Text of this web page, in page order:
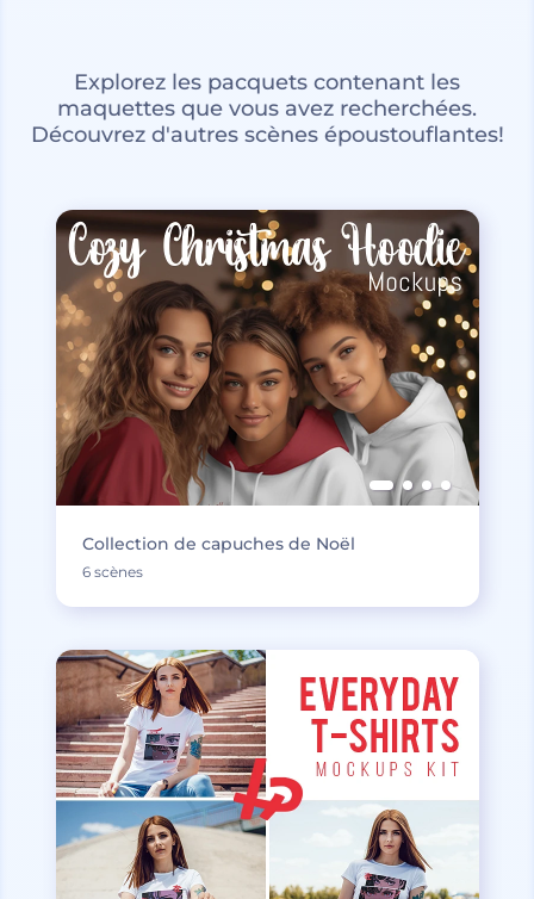
Explorez les pacquets contenant les
maquettes que vous avez recherchées.
Découvrez d'autres scènes époustouflantes!
Collection de capuches de Noël
6 scènes